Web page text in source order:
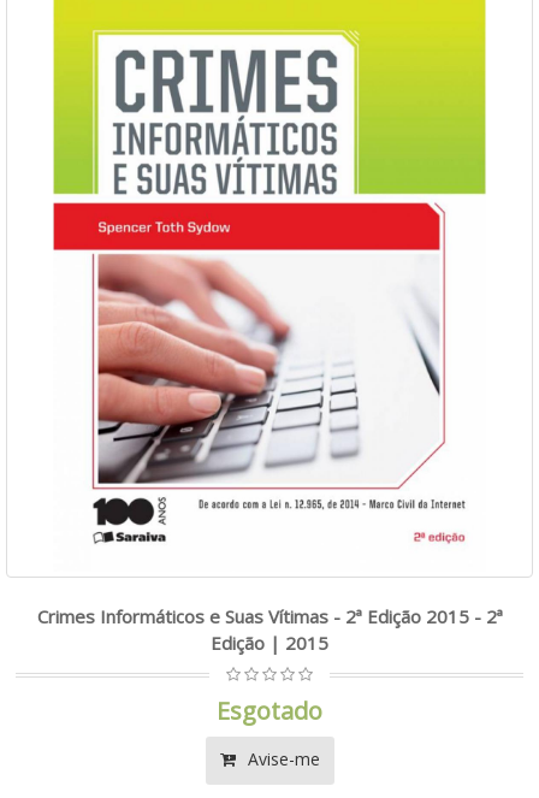
Crimes Informáticos e Suas Vítimas - 2ª Edição 2015 - 2ª
Edição | 2015
Esgotado
Avise-me